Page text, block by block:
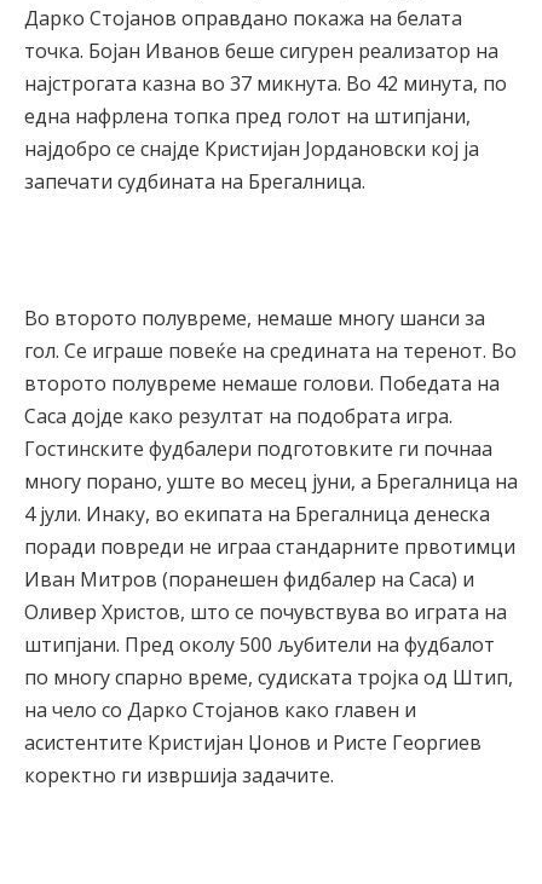
Дарко Стојанов оправдано покажа на белата
точка. Бојан Иванов беше сигурен реализатор на
најстрогата казна во 37 микнута. Во 42 минута, по
една нафрлена топка пред голот на штипјани,
најдобро се снајде Кристијан Јордановски кој ја
запечати судбината на Брегалница.
Во второто полувреме, немаше многу шанси за
гол. Се играше повеќе на средината на теренот. Во
второто полувреме немаше голови. Победата на
Саса дојде како резултат на подобрата игра.
Гостинските фудбалери подготовките ги почнаа
многу порано, уште во месец јуни, а Брегалница на
4 јули. Инаку, во екипата на Брегалница денеска
поради повреди не играа стандарните првотимци
Иван Митров (поранешен фидбалер на Саса) и
Оливер Христов, што се почувствува во играта на
штипјани. Пред околу 500 љубители на фудбалот
по многу спарно време, судиската тројка од Штип,
на чело со Дарко Стојанов како главен и
асистентите Кристијан Џонов и Ристе Георгиев
коректно ги извршија задачите.